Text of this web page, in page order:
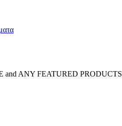
ANY FEATURED PRODUCTS